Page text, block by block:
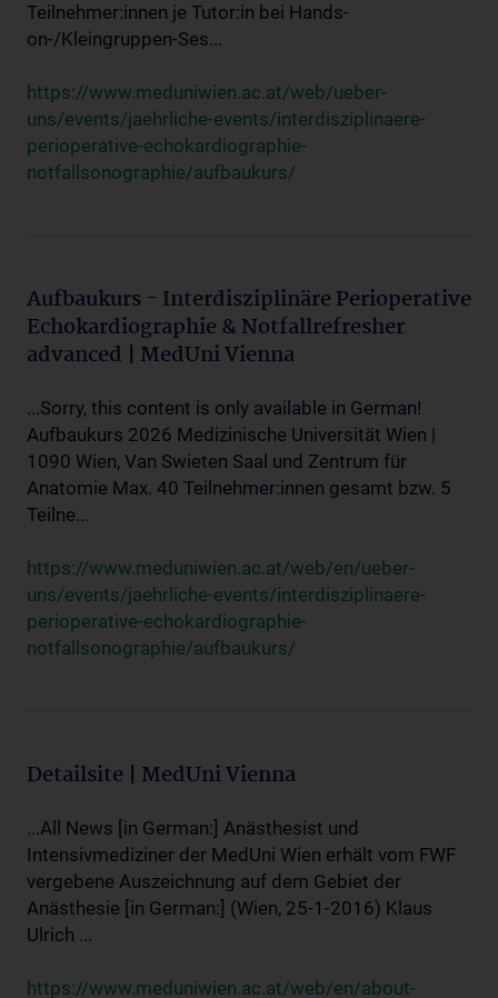
Teilnehmer:innen je Tutor:in bei Hands-
on-/Kleingruppen-Ses...
https://www.meduniwien.ac.at/web/ueber-
uns/events/jaehrliche-events/interdisziplinaere-
perioperative-echokardiographie-
notfallsonographie/aufbaukurs/
Aufbaukurs - Interdisziplinäre Perioperative
Echokardiographie & Notfallrefresher
advanced | MedUni Vienna
...Sorry, this content is only available in German!
Aufbaukurs 2026 Medizinische Universität Wien |
1090 Wien, Van Swieten Saal und Zentrum für
Anatomie Max. 40 Teilnehmer:innen gesamt bzw. 5
Teilne...
https://www.meduniwien.ac.at/web/en/ueber-
uns/events/jaehrliche-events/interdisziplinaere-
perioperative-echokardiographie-
notfallsonographie/aufbaukurs/
Detailsite | MedUni Vienna
...All News [in German:] Anästhesist und
Intensivmediziner der MedUni Wien erhält vom FWF
vergebene Auszeichnung auf dem Gebiet der
Anästhesie [in German:] (Wien, 25-1-2016) Klaus
Ulrich ...
https://www.meduniwien.ac.at/web/en/about-